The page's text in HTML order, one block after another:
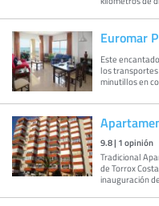
Euromar
Este
los transportes
minutillos en
9.8| 1opinión
Tradicional
de Torrox
inauguración